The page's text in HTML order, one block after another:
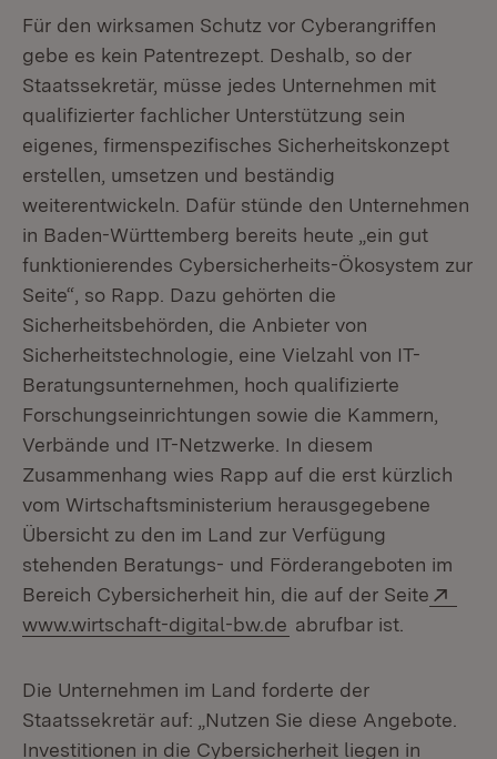
Für den wirksamen Schutz vor Cyberangriffen
gebe es kein Patentrezept. Deshalb, so der
Staatssekretär, müsse jedes Unternehmen mit
qualifizierter fachlicher Unterstützung sein
eigenes, firmenspezifisches Sicherheitskonzept
erstellen, umsetzen und beständig
weiterentwickeln. Dafür stünde den Unternehmen
in Baden-Württemberg bereits heute „ein gut
funktionierendes Cybersicherheits-Ökosystem zur
Seite“, so Rapp. Dazu gehörten die
Sicherheitsbehörden, die Anbieter von
Sicherheitstechnologie, eine Vielzahl von IT-
Beratungsunternehmen, hoch qualifizierte
Forschungseinrichtungen sowie die Kammern,
Verbände und IT-Netzwerke. In diesem
Zusammenhang wies Rapp auf die erst kürzlich
vom Wirtschaftsministerium herausgegebene
Übersicht zu den im Land zur Verfügung
stehenden Beratungs- und Förderangeboten im
Bereich Cybersicherheit hin, die auf der Seite
www.wirtschaft-digital-bw.de (Öffnet in neuem
abrufbar ist.
Die Unternehmen im Land forderte der
Staatssekretär auf: „Nutzen Sie diese Angebote.
Investitionen in die Cybersicherheit liegen in